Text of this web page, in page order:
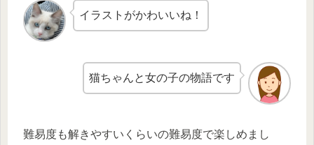
イラストがかわいいね！
猫ちゃんと女の子の物語です
難易度も解きやすいくらいの難易度で楽しめまし